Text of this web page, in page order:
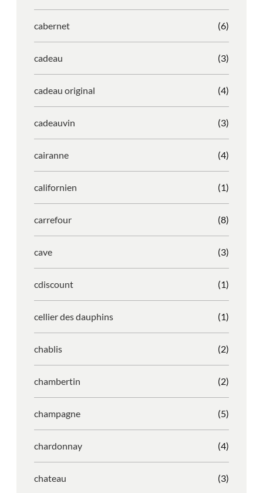
cabernet (6)
cadeau (3)
cadeau original (4)
cadeauvin (3)
cairanne (4)
californien (1)
carrefour (8)
cave (3)
cdiscount (1)
cellier des dauphins (1)
chablis (2)
chambertin (2)
champagne (5)
chardonnay (4)
chateau (3)